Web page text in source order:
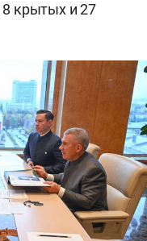
крытых и 27